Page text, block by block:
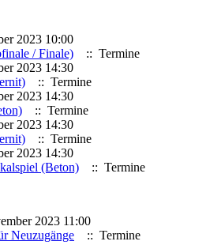
2023 10:00
/ Finale)
:: Termine
2023 14:30
:: Termine
2023 14:30
:: Termine
2023 14:30
:: Termine
2023 14:30
(Beton)
:: Termine
2023 11:00
Neuzugänge
:: Termine